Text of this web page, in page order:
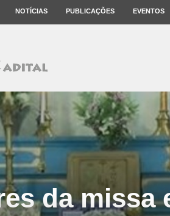
NOTÍCIAS PUBLICAÇÕES EVENTOS
da missa